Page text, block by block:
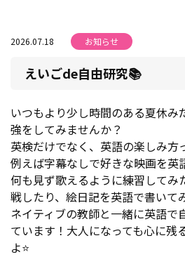
2026.07.18 お知らせ
えいごde自由研究📚
いつもより少し時間のある夏休
強をしてみませんか？
英検だけでなく、英語の楽しみ方
例えば字幕なしで好きな映画を英
何も見ず歌えるように練習してみ
戦したり、絵日記を英語で書いて
ネイティブの教師と一緒に英語で
ています！大人になっても心に残
よ⭐